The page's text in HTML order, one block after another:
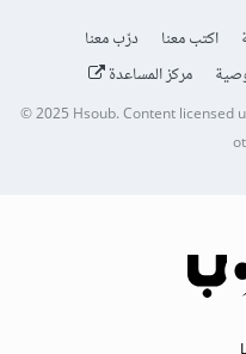
اكتب معنا
درّب معنا
مركز المساعدة
© 2025Hsoub.Content